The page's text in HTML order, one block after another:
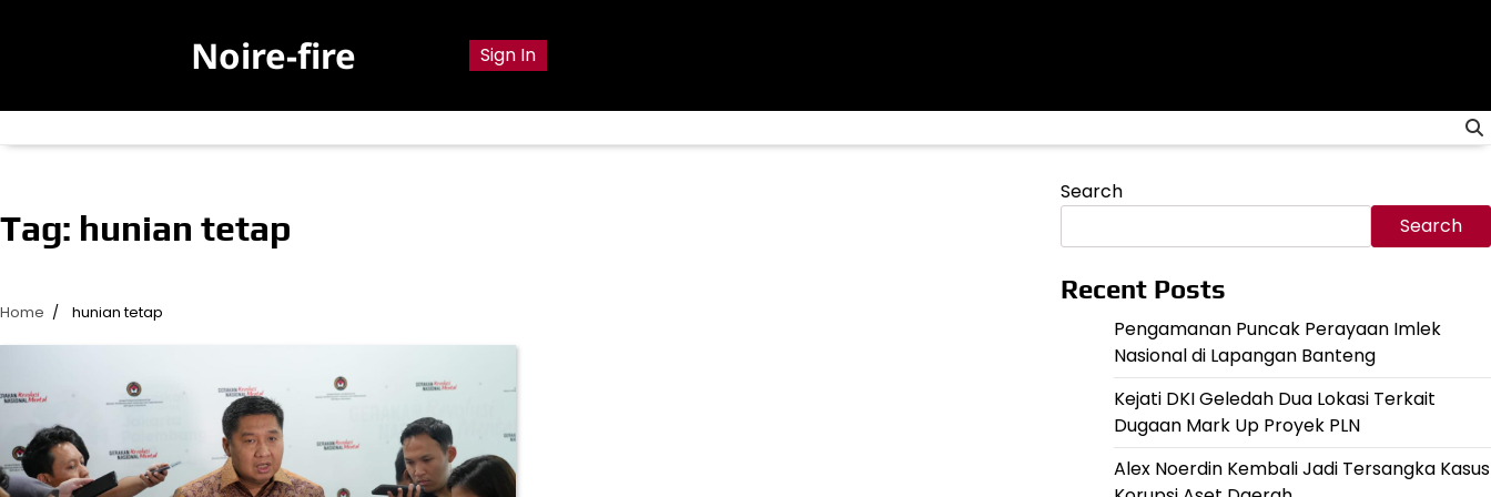
Noire-fire Sign In
Tag: hunian tetap
Home hunian tetap
Search
Search
Recent Posts
Pengamanan Puncak Perayaan Imlek
Nasional di Lapangan Banteng
Kejati DKI Geledah Dua Lokasi Terkait
Dugaan Mark Up Proyek PLN
Alex Noerdin Kembali Jadi Tersangka Kasus